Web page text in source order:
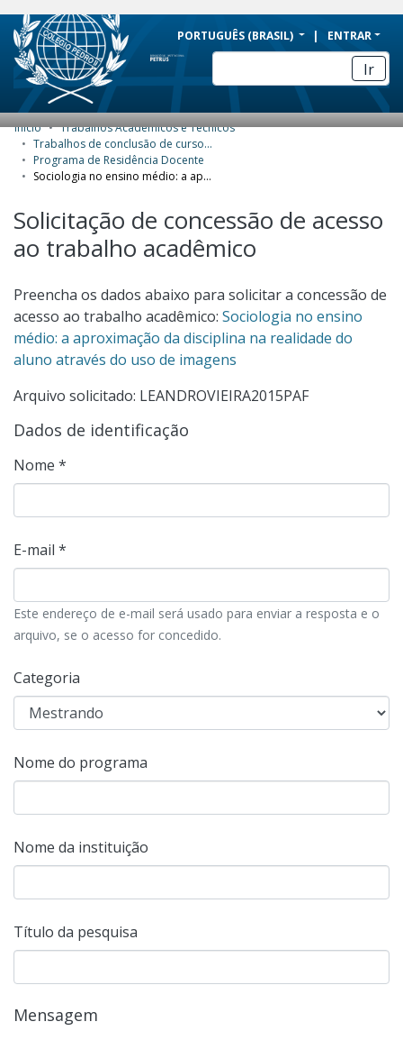
BRAZIL
Simplifique!
Comunica BR
Participe
Acesso à informação
Legislação
PORTUGUÊS (BRASIL) ENTRAR
Ir
COMUNIDADES E COLEÇÕES
NAVEGAR
ESTATÍSTICAS
SOBRE
Início
Trabalhos Acadêmicos e Técnicos
Trabalhos de conclusão de curso de Especialização
Programa de Residência Docente
Sociologia no ensino médio: a aproximação da disciplina na realidade do aluno através do uso de imagens
Solicitação de concessão de acesso
ao trabalho acadêmico
Preencha os dados abaixo para solicitar a concessão de
acesso ao trabalho acadêmico: Sociologia no ensino
médio: a aproximação da disciplina na realidade do
aluno através do uso de imagens
Arquivo solicitado: LEANDROVIEIRA2015PAF
Dados de identificação
Nome *
E-mail *
Este endereço de e-mail será usado para enviar a resposta e o
arquivo, se o acesso for concedido.
Categoria
Nome do programa
Nome da instituição
Título da pesquisa
Mensagem